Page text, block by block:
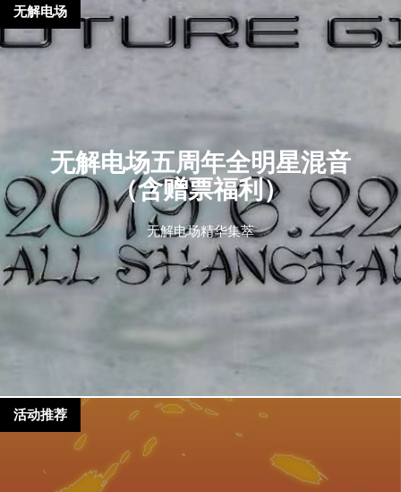
无解电场五周年全明星混音
（含赠票福利）
无解电场精华集萃
无解电场
活动推荐